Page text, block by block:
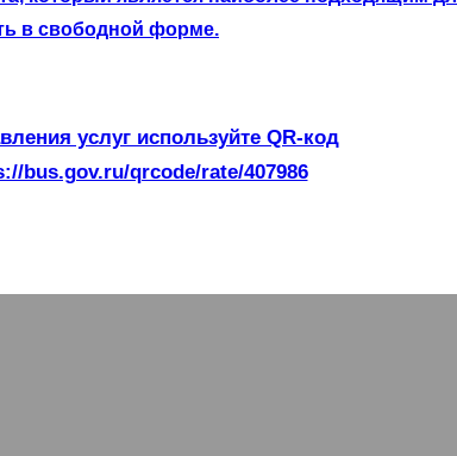
в свободной форме.
услуг используйте QR-код
bus.gov.ru/qrcode/rate/407986